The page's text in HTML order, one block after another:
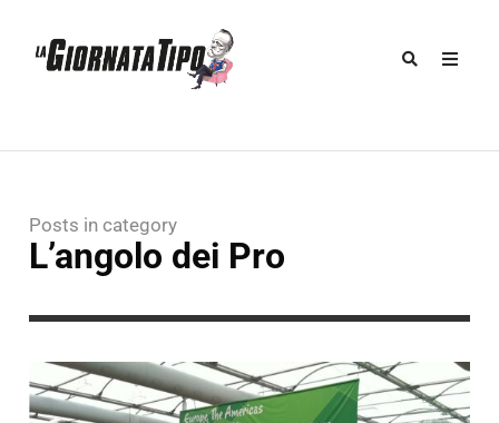
Posts in category
L’angolo dei Pro